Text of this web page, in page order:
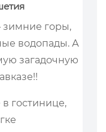
зимние горы,
водопады. А
загадочную
гостинице,